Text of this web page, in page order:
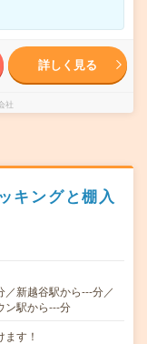
詳しく見る
社
キングと棚入
新越谷駅から---分／
ン駅から---分
す！